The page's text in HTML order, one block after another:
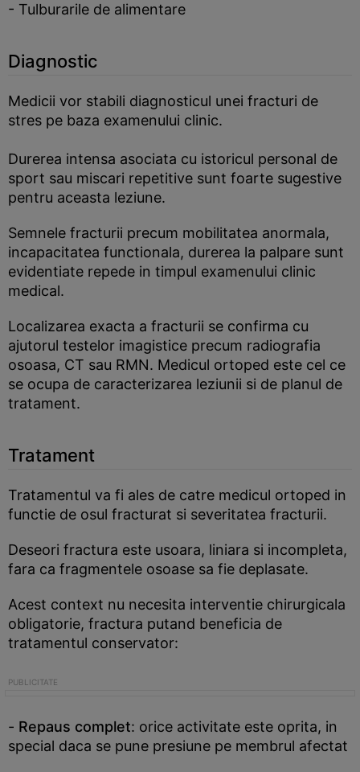
- Tulburarile de alimentare
Diagnostic
Medicii vor stabili diagnosticul unei fracturi de
stres pe baza examenului clinic.
Durerea intensa asociata cu istoricul personal de
sport sau miscari repetitive sunt foarte sugestive
pentru aceasta leziune.
Semnele fracturii precum mobilitatea anormala,
incapacitatea functionala, durerea la palpare sunt
evidentiate repede in timpul examenului clinic
medical.
Localizarea exacta a fracturii se confirma cu
ajutorul testelor imagistice precum radiografia
osoasa, CT sau RMN. Medicul ortoped este cel ce
se ocupa de caracterizarea leziunii si de planul de
tratament.
Tratament
Tratamentul va fi ales de catre medicul ortoped in
functie de osul fracturat si severitatea fracturii.
Deseori fractura este usoara, liniara si incompleta,
fara ca fragmentele osoase sa fie deplasate.
Acest context nu necesita interventie chirurgicala
obligatorie, fractura putand beneficia de
tratamentul conservator:
- Repaus complet: orice activitate este oprita, in
special daca se pune presiune pe membrul afectat